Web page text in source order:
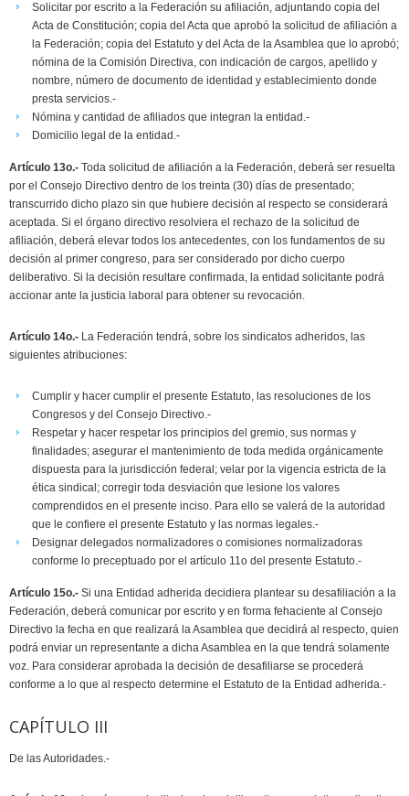
Solicitar por escrito a la Federación su afiliación, adjuntando copia del
Acta de Constitución; copia del Acta que aprobó la solicitud de afiliación a
la Federación; copia del Estatuto y del Acta de la Asamblea que lo aprobó;
nómina de la Comisión Directiva, con indicación de cargos, apellido y
nombre, número de documento de identidad y establecimiento donde
presta servicios.-
Nómina y cantidad de afiliados que integran la entidad.-
Domicilio legal de la entidad.-
Artículo 13o.- Toda solicitud de afiliación a la Federación, deberá ser resuelta
por el Consejo Directivo dentro de los treinta (30) días de presentado;
transcurrido dicho plazo sin que hubiere decisión al respecto se considerará
aceptada. Si el órgano directivo resolviera el rechazo de la solicitud de
afiliación, deberá elevar todos los antecedentes, con los fundamentos de su
decisión al primer congreso, para ser considerado por dicho cuerpo
deliberativo. Si la decisión resultare confirmada, la entidad solicitante podrá
accionar ante la justicia laboral para obtener su revocación.
Artículo 14o.- La Federación tendrá, sobre los sindicatos adheridos, las
siguientes atribuciones:
Cumplir y hacer cumplir el presente Estatuto, las resoluciones de los
Congresos y del Consejo Directivo.-
Respetar y hacer respetar los principios del gremio, sus normas y
finalidades; asegurar el mantenimiento de toda medida orgánicamente
dispuesta para la jurisdicción federal; velar por la vigencia estricta de la
ética sindical; corregir toda desviación que lesione los valores
comprendidos en el presente inciso. Para ello se valerá de la autoridad
que le confiere el presente Estatuto y las normas legales.-
Designar delegados normalizadores o comisiones normalizadoras
conforme lo preceptuado por el artículo 11o del presente Estatuto.-
Artículo 15o.- Si una Entidad adherida decidiera plantear su desafiliación a la
Federación, deberá comunicar por escrito y en forma fehaciente al Consejo
Directivo la fecha en que realizará la Asamblea que decidirá al respecto, quien
podrá enviar un representante a dicha Asamblea en la que tendrá solamente
voz. Para considerar aprobada la decisión de desafiliarse se procederá
conforme a lo que al respecto determine el Estatuto de la Entidad adherida.-
CAPÍTULO III
De las Autoridades.-